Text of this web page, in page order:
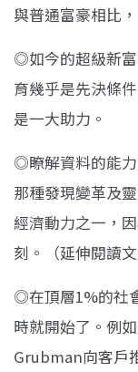
與普通富豪相比
◎如今的超級新
育幾乎是先決條
是一大助力。
◎瞭解資料的能
那種發現變革及
經濟動力之一，
刻。（延伸閱讀文
◎在頂層1%的社
時就開始了。例
Grubman向客戶